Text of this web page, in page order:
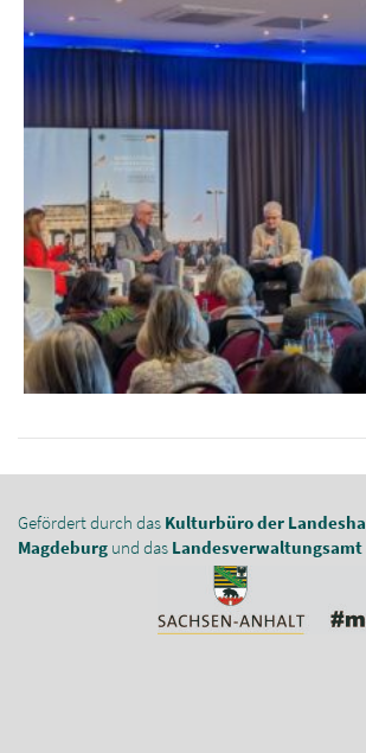
Gefördert durch das Kulturbüro der
Magdeburg und das Landesverwaltungsamt